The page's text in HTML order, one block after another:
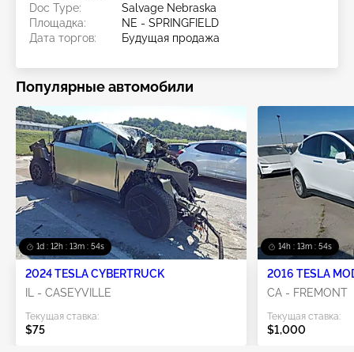
Doc Type:
Salvage Nebraska
Площадка:
NE - SPRINGFIELD
Дата торгов:
Будущая продажа
Популярные автомобили
1d : 12h : 13m : 52s
2024 TESLA CYBERTRUCK
IL - CASEYVILLE
Текущая ставка:
$75
14h : 13m : 52s
2016 TESLA
CA - FREMONT
Текущая ставка:
$1,000